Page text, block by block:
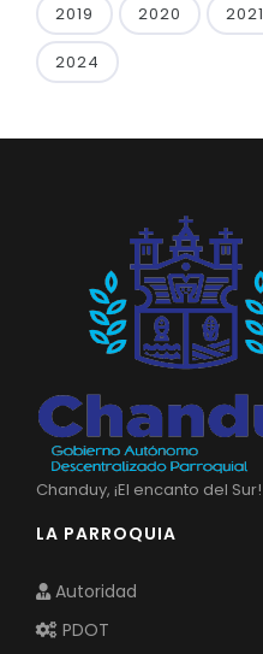
2019 2020 2021
2024
Chanduy, ¡El encanto del Sur!
LA PARROQUIA
Autoridad
PDOT